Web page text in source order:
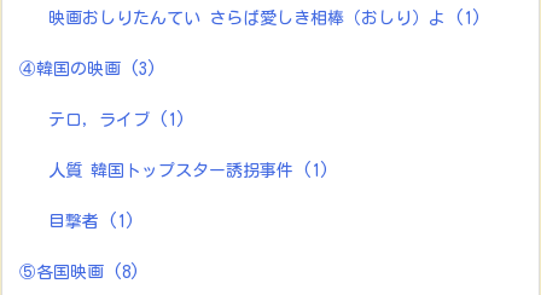
映画おしりたんてい さらば愛しき相棒（おしり）よ (1)
④韓国の映画 (3)
テロ，ライブ (1)
人質 韓国トップスター誘拐事件 (1)
目撃者 (1)
⑤各国映画 (8)